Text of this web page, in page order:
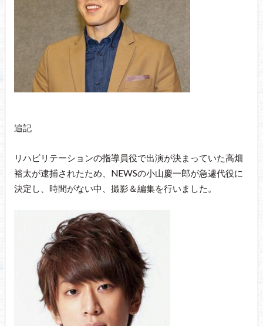
追記
リハビリテーションの指導員役で出演が決まっていた高畑
裕太が逮捕されたため、NEWSの小山慶一郎が急遽代役に
決定し、時間がない中、撮影＆編集を行いました。